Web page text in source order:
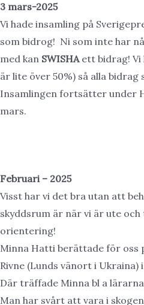
3 mars-2025
Vi hade insamling på
som bidrog! Ni som inte har
med kan SWISHAett bidrag! Vi
är lite över 50%) så alla bidrag
Insamlingen fortsätter under
mars.
Februari – 2025
Visst har vi det bra utan att
skyddsrum är när vi är ute
orientering!
Minna Hatti berättade för oss
Rivne (Lunds vänort i Ukraina)
Där träffade Minna bl a
Man har svårt att vara i